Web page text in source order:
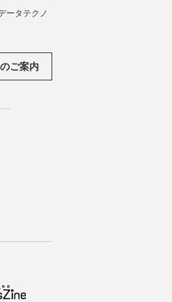
ータテクノ
ご案内